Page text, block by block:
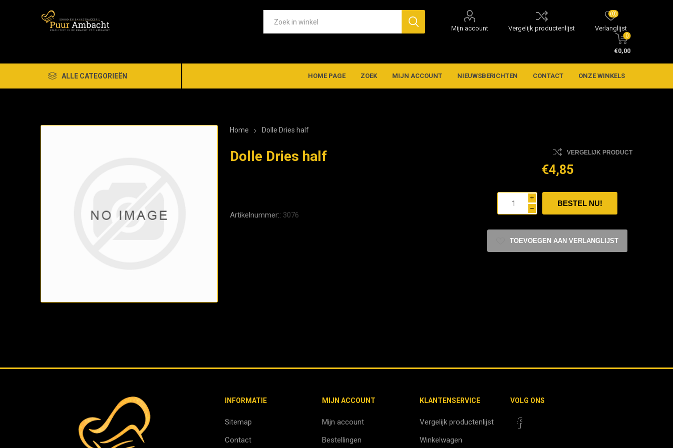
Mijn account Vergelijk productenlijst Verlanglijst
(0)
0
€0,00
ALLE CATEGORIEËN HOME PAGE ZOEK MIJN ACCOUNT NIEUWSBERICHTEN CONTACT ONZE WINKELS
Home Dolle Dries half
Dolle Dries half VERGELIJK PRODUCT
Artikelnummer:: 3076
€4,85
i
h
TOEVOEGEN AAN VERLANGLIJST
INFORMATIE
Sitemap
Contact
MIJN ACCOUNT
Mijn account
Bestellingen
KLANTENSERVICE
Vergelijk productenlijst
Winkelwagen
VOLG ONS